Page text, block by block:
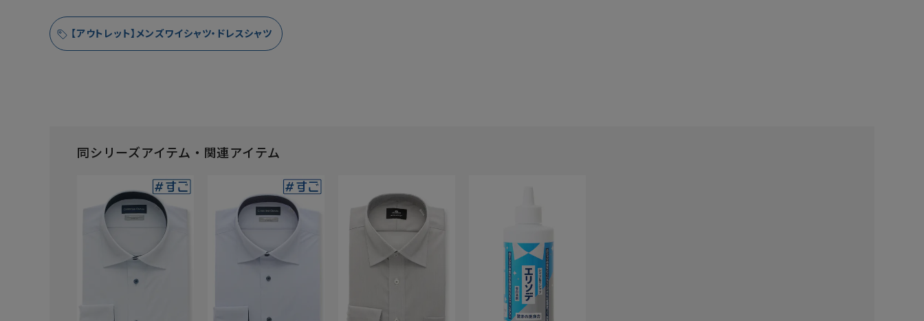
【アウトレット】メンズワイシャツ・ドレスシャツ
同シリーズアイテム・関連アイテム